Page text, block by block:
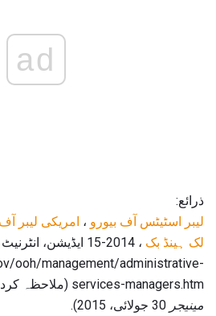
ad
ذرائع:
لیبر اسٹیٹس آف بیورو ، امریکی لیبر
لک ہینڈ بک
، 2014-15 ایڈیشن،
ooh/management/administrative-
services-managers.htm (ملاحظہ کردہ)
مینیجر